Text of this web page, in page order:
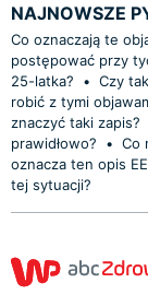
NAJNOWSZE
Co oznaczają te
postępować przy
25-latka?
• Czy
robić z tymi
znaczyć taki zapis?
prawidłowo?
• Co
oznacza ten opis
tej sytuacji?